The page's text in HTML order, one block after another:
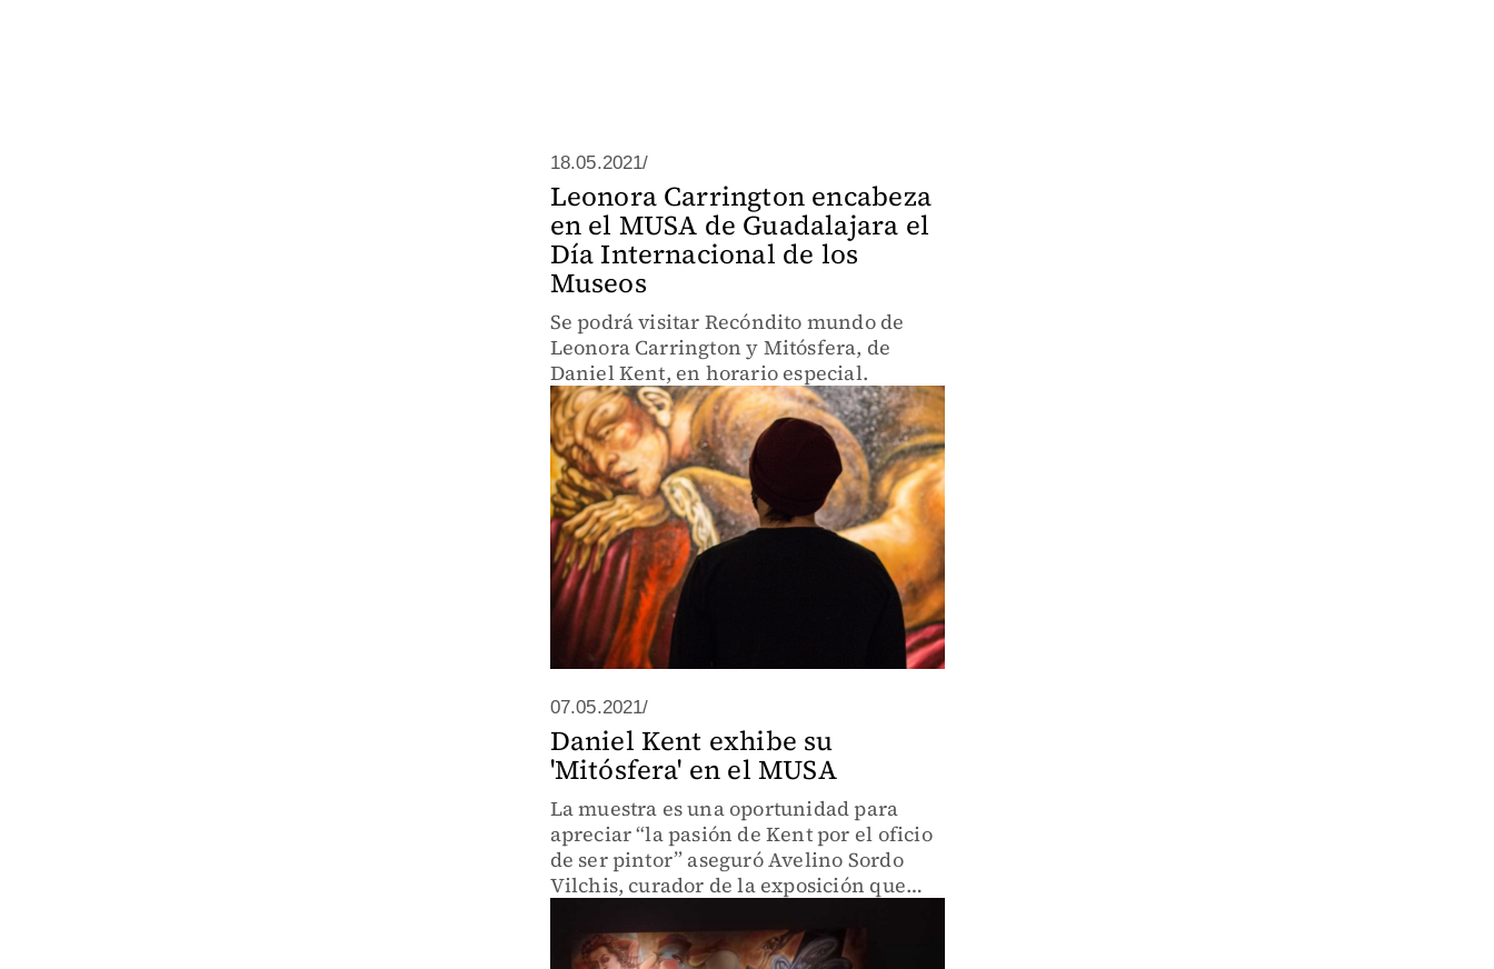
18.05.2021/
Leonora Carrington encabeza
en el MUSA de Guadalajara el
Día Internacional de los
Museos
Se podrá visitar Recóndito mundo de
Leonora Carrington y Mitósfera, de
Daniel Kent, en horario especial.
07.05.2021/
Daniel Kent exhibe su
'Mitósfera' en el MUSA
La muestra es una oportunidad para
apreciar “la pasión de Kent por el oficio
de ser pintor” aseguró Avelino Sordo
Vilchis, curador de la exposición que